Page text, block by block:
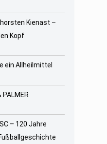
Kienast –
Kopf
ein Allheilmittel
PALMER
– 120 Jahre